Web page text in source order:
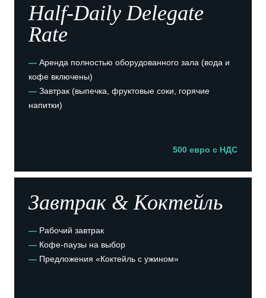
Half-Daily Delegate
Rate
— Аренда полностью оборудованного зала (вода и
кофе включены)
— Завтрак (выпечка, фруктовые соки, горячие
напитки)
500 евро с НДС
Завтрак & Коктейль
— Рабочий завтрак
— Кофе-паузы на выбор
— Предложения «Коктейль с ужином»